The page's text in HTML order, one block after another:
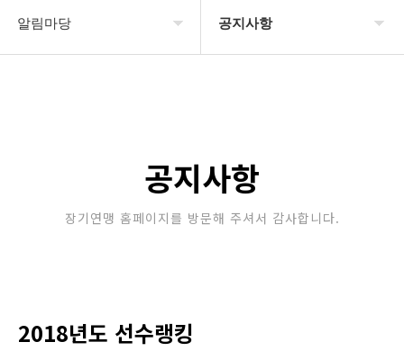
알림마당 공지사항
포토갤러리
공지사항
장기연맹 홈페이지를 방문해 주셔서 감사합니다.
2018년도 선수랭킹